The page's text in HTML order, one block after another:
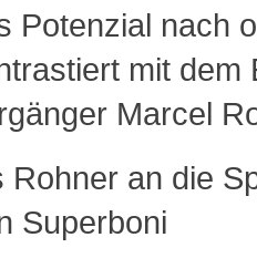
Potenzial nach
mit dem
Marcel
Rohner an die
Superboni